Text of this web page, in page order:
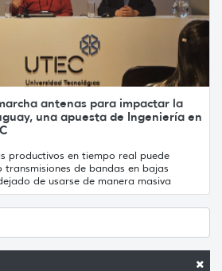
antenas para impactar la
una apuesta de Ingeniería en
productivos en tiempo real puede
transmisiones de bandas en bajas
de usarse de manera masiva